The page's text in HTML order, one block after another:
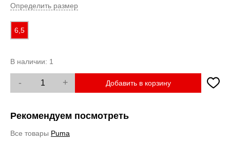
Определить размер
6,5
В наличии: 1
- + Добавить в корзину
Рекомендуем посмотреть
Все товары Puma